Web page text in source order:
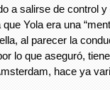
a salirse de control
Yola era una
al parecer la
lo que aseguró,
hace ya